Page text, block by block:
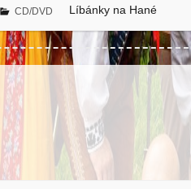
CD/DVD Líbánky na Hané